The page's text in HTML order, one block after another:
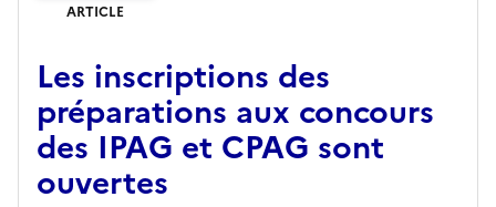
ARTICLE
Les inscriptions des
préparations aux concours
des IPAG et CPAG sont
ouvertes